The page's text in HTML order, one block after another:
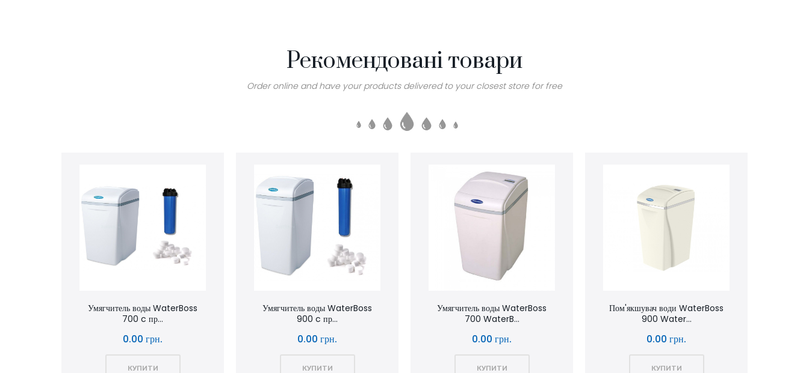
Рекомендовані товари
Order online and have your products delivered to your closest store for free
Умягчитель воды WaterBoss
700 c пр...
0.00 грн.
КУПИТИ
Умягчитель воды WaterBoss
900 c пр...
0.00 грн.
КУПИТИ
Умягчитель воды WaterBoss
700 WaterB...
0.00 грн.
КУПИТИ
Пом'якшувач води WaterBoss
900 Water...
0.00 грн.
КУПИТИ